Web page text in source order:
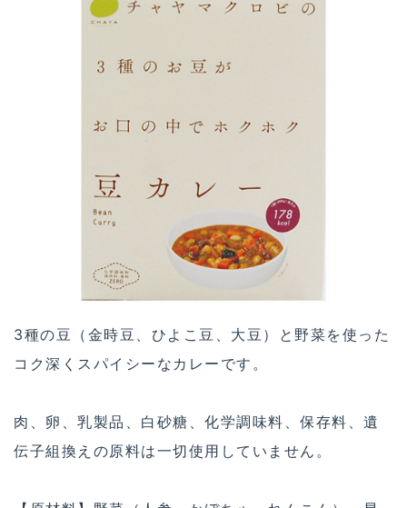
3種の豆（金時豆、ひよこ豆、大豆）と野菜を使った
コク深くスパイシーなカレーです。
肉、卵、乳製品、白砂糖、化学調味料、保存料、遺
伝子組換えの原料は一切使用していません。